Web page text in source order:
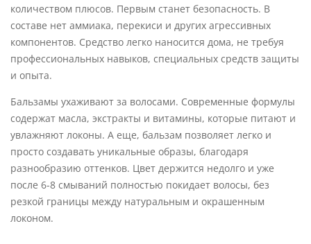
количеством плюсов. Первым станет безопасность. В
составе нет аммиака, перекиси и других агрессивных
компонентов. Средство легко наносится дома, не требуя
профессиональных навыков, специальных средств защиты
и опыта.
Бальзамы ухаживают за волосами. Современные формулы
содержат масла, экстракты и витамины, которые питают и
увлажняют локоны. А еще, бальзам позволяет легко и
просто создавать уникальные образы, благодаря
разнообразию оттенков. Цвет держится недолго и уже
после 6-8 смываний полностью покидает волосы, без
резкой границы между натуральным и окрашенным
локоном.